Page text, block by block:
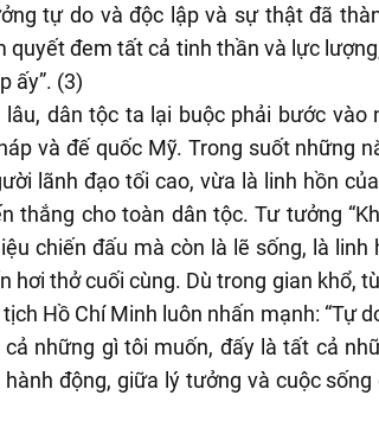
tự do và độc lập và sự thật đã
quyết đem tất cả tinh thần và lực
ấy”. (3)
dân tộc ta lại buộc phải bước vào
và đế quốc Mỹ. Trong suốt những
lãnh đạo tối cao, vừa là linh hồn
thắng cho toàn dân tộc. Tư tưởng
chiến đấu mà còn là lẽ sống, là linh
hơi thở cuối cùng. Dù trong gian khổ,
Hồ Chí Minh luôn nhấn mạnh: “Tự
những gì tôi muốn, đấy là tất cả
động, giữa lý tưởng và cuộc